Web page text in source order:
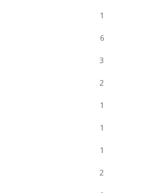
1
6
3
2
1
1
1
2